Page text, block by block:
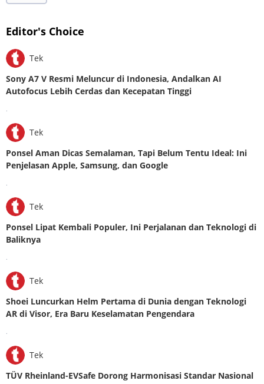
Editor's Choice
Tek
Sony A7 V Resmi Meluncur di Indonesia, Andalkan AI
Autofocus Lebih Cerdas dan Kecepatan Tinggi
.
Tek
Ponsel Aman Dicas Semalaman, Tapi Belum Tentu Ideal: Ini
Penjelasan Apple, Samsung, dan Google
.
Tek
Ponsel Lipat Kembali Populer, Ini Perjalanan dan Teknologi di
Baliknya
.
Tek
Shoei Luncurkan Helm Pertama di Dunia dengan Teknologi
AR di Visor, Era Baru Keselamatan Pengendara
.
Tek
TÜV Rheinland-EVSafe Dorong Harmonisasi Standar Nasional